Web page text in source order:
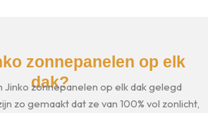
zonnepanelen op elk
dak?
Jinko zonnepanelen op elk dak gelegd
zo gemaakt dat ze van 100% vol zonlicht,